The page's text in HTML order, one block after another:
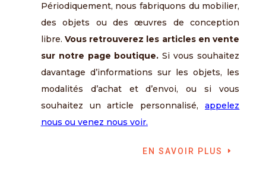
Périodiquement, nous fabriquons du mobilier,
des objets ou des œuvres de conception
libre.Vous retrouverez les articles en vente
sur notre page boutique. Si vous souhaitez
davantage d’informations sur les objets, les
modalités d’achat et d’envoi, ou si vous
souhaitez un article personnalisé,appelez
nous ou venez nous voir.
EN SAVOIR PLUS